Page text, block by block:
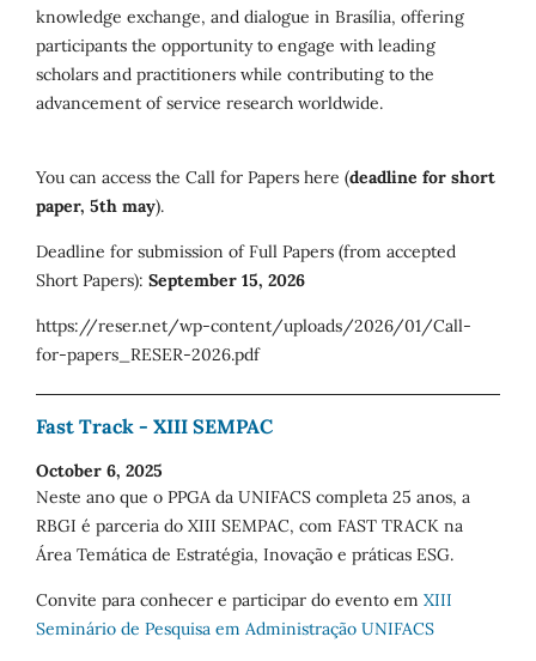
knowledge exchange, and dialogue in Brasília, offering
participants the opportunity to engage with leading
scholars and practitioners while contributing to the
advancement of service research worldwide.
You can access the Call for Papers here (deadline for short
paper, 5th may).
Deadline for submission of Full Papers (from accepted
Short Papers): September 15, 2026
https://reser.net/wp-content/uploads/2026/01/Call-
for-papers_RESER-2026.pdf
Fast Track - XIII SEMPAC
October 6, 2025
Neste ano que o PPGA da UNIFACS completa 25 anos, a
RBGI é parceria do XIII SEMPAC, com FAST TRACK na
Área Temática de Estratégia, Inovação e práticas ESG.
Convite para conhecer e participar do evento em XIII
Seminário de Pesquisa em Administração UNIFACS